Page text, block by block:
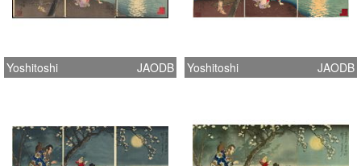
Yoshitoshi JAODB Yoshitoshi JAODB